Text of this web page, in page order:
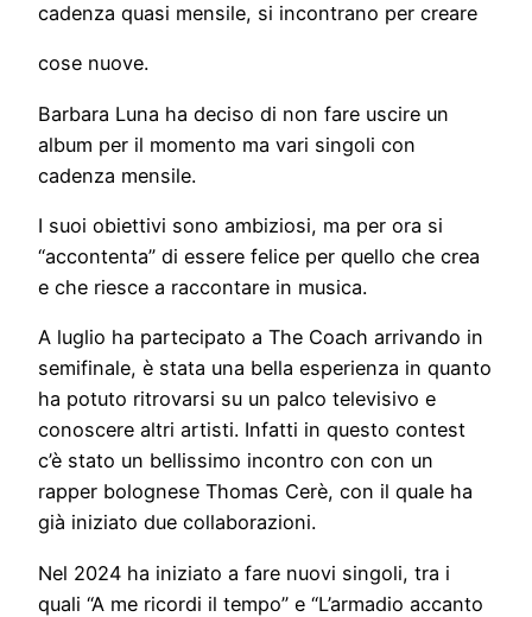
cadenza quasi mensile, si incontrano per creare
cose nuove.
Barbara Luna ha deciso di non fare uscire un
album per il momento ma vari singoli con
cadenza mensile.
I suoi obiettivi sono ambiziosi, ma per ora si
“accontenta” di essere felice per quello che crea
e che riesce a raccontare in musica.
A luglio ha partecipato a The Coach arrivando in
semifinale, è stata una bella esperienza in quanto
ha potuto ritrovarsi su un palco televisivo e
conoscere altri artisti. Infatti in questo contest
c’è stato un bellissimo incontro con con un
rapper bolognese Thomas Cerè, con il quale ha
già iniziato due collaborazioni.
Nel 2024 ha iniziato a fare nuovi singoli, tra i
quali “A me ricordi il tempo” e “L’armadio accanto